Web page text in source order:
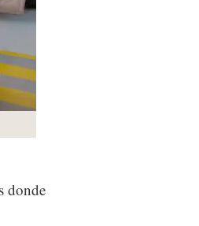
donde